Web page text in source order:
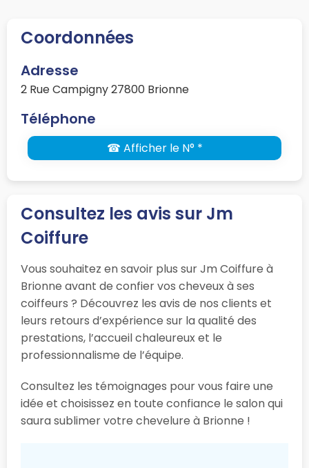
Coordonnées
Adresse
2 Rue Campigny 27800 Brionne
Téléphone
☎ Afficher le N° *
Consultez les avis sur Jm
Coiffure
Vous souhaitez en savoir plus sur Jm Coiffure à
Brionne avant de confier vos cheveux à ses
coiffeurs ? Découvrez les avis de nos clients et
leurs retours d’expérience sur la qualité des
prestations, l’accueil chaleureux et le
professionnalisme de l’équipe.
Consultez les témoignages pour vous faire une
idée et choisissez en toute confiance le salon qui
saura sublimer votre chevelure à Brionne !